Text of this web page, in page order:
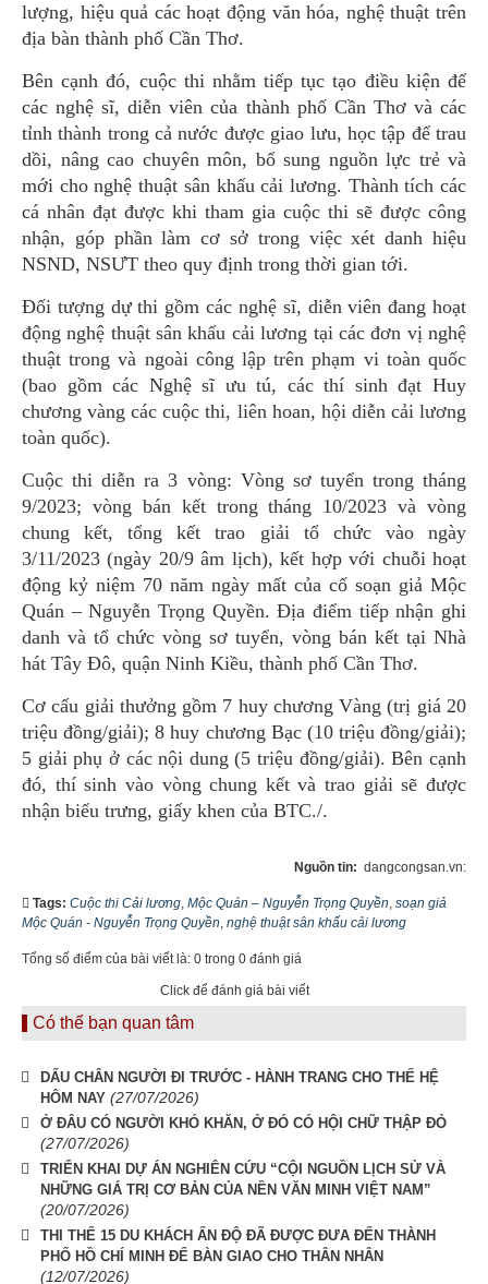
lượng, hiệu quả các hoạt động văn hóa, nghệ thuật trên
địa bàn thành phố Cần Thơ.
Bên cạnh đó, cuộc thi nhằm tiếp tục tạo điều kiện để
các nghệ sĩ, diễn viên của thành phố Cần Thơ và các
tỉnh thành trong cả nước được giao lưu, học tập để trau
dồi, nâng cao chuyên môn, bổ sung nguồn lực trẻ và
mới cho nghệ thuật sân khấu cải lương. Thành tích các
cá nhân đạt được khi tham gia cuộc thi sẽ được công
nhận, góp phần làm cơ sở trong việc xét danh hiệu
NSND, NSƯT theo quy định trong thời gian tới.
Đối tượng dự thi gồm các nghệ sĩ, diễn viên đang hoạt
động nghệ thuật sân khấu cải lương tại các đơn vị nghệ
thuật trong và ngoài công lập trên phạm vi toàn quốc
(bao gồm các Nghệ sĩ ưu tú, các thí sinh đạt Huy
chương vàng các cuộc thi, liên hoan, hội diễn cải lương
toàn quốc).
Cuộc thi diễn ra 3 vòng: Vòng sơ tuyển trong tháng
9/2023; vòng bán kết trong tháng 10/2023 và vòng
chung kết, tổng kết trao giải tổ chức vào ngày
3/11/2023 (ngày 20/9 âm lịch), kết hợp với chuỗi hoạt
động kỷ niệm 70 năm ngày mất của cố soạn giả Mộc
Quán – Nguyễn Trọng Quyền. Địa điểm tiếp nhận ghi
danh và tổ chức vòng sơ tuyển, vòng bán kết tại Nhà
hát Tây Đô, quận Ninh Kiều, thành phố Cần Thơ.
Cơ cấu giải thưởng gồm 7 huy chương Vàng (trị giá 20
triệu đồng/giải); 8 huy chương Bạc (10 triệu đồng/giải);
5 giải phụ ở các nội dung (5 triệu đồng/giải). Bên cạnh
đó, thí sinh vào vòng chung kết và trao giải sẽ được
nhận biểu trưng, giấy khen của BTC./.
Nguồn tin: dangcongsan.vn:
Tags: Cuộc thi Cải lương, Mộc Quán – Nguyễn Trọng Quyền, soạn giả
Mộc Quán - Nguyễn Trọng Quyền, nghệ thuật sân khấu cải lương
Tổng số điểm của bài viết là: 0 trong 0 đánh giá
Click để đánh giá bài viết
Có thể bạn quan tâm
DẤU CHÂN NGƯỜI ĐI TRƯỚC - HÀNH TRANG CHO THẾ HỆ
HÔM NAY (27/07/2026)
Ở ĐÂU CÓ NGƯỜI KHÓ KHĂN, Ở ĐÓ CÓ HỘI CHỮ THẬP ĐỎ
(27/07/2026)
TRIỂN KHAI DỰ ÁN NGHIÊN CỨU “CỘI NGUỒN LỊCH SỬ VÀ
NHỮNG GIÁ TRỊ CƠ BẢN CỦA NỀN VĂN MINH VIỆT NAM”
(20/07/2026)
THI THỂ 15 DU KHÁCH ẤN ĐỘ ĐÃ ĐƯỢC ĐƯA ĐẾN THÀNH
PHỐ HỒ CHÍ MINH ĐỂ BÀN GIAO CHO THÂN NHÂN
(12/07/2026)